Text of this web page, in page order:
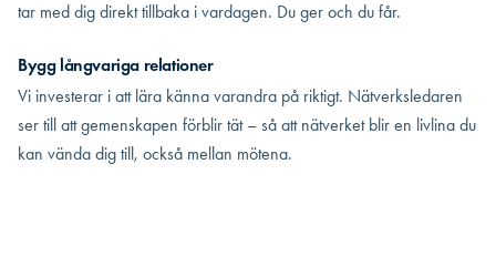
tar med dig direkt tillbaka i vardagen. Du ger och du får.
Bygg långvariga relationer
Vi investerar i att lära känna varandra på riktigt. Nätverksledaren
ser till att gemenskapen förblir tät – så att nätverket blir en livlina du
kan vända dig till, också mellan mötena.